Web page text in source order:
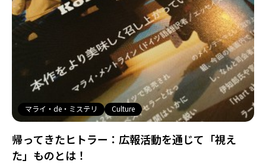
マライ・de・ミステリ Culture
帰ってきたヒトラー：広報活動を通じて「視え
た」ものとは！